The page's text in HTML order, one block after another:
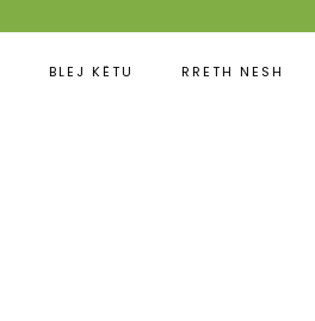
BLEJ KËTU RRETH NESH